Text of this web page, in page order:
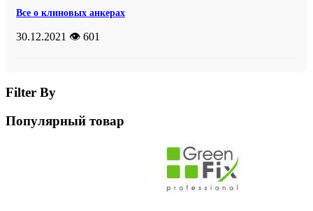
Все о клиновых анкерах
30.12.2021 👁️ 601
Filter By
Популярный товар